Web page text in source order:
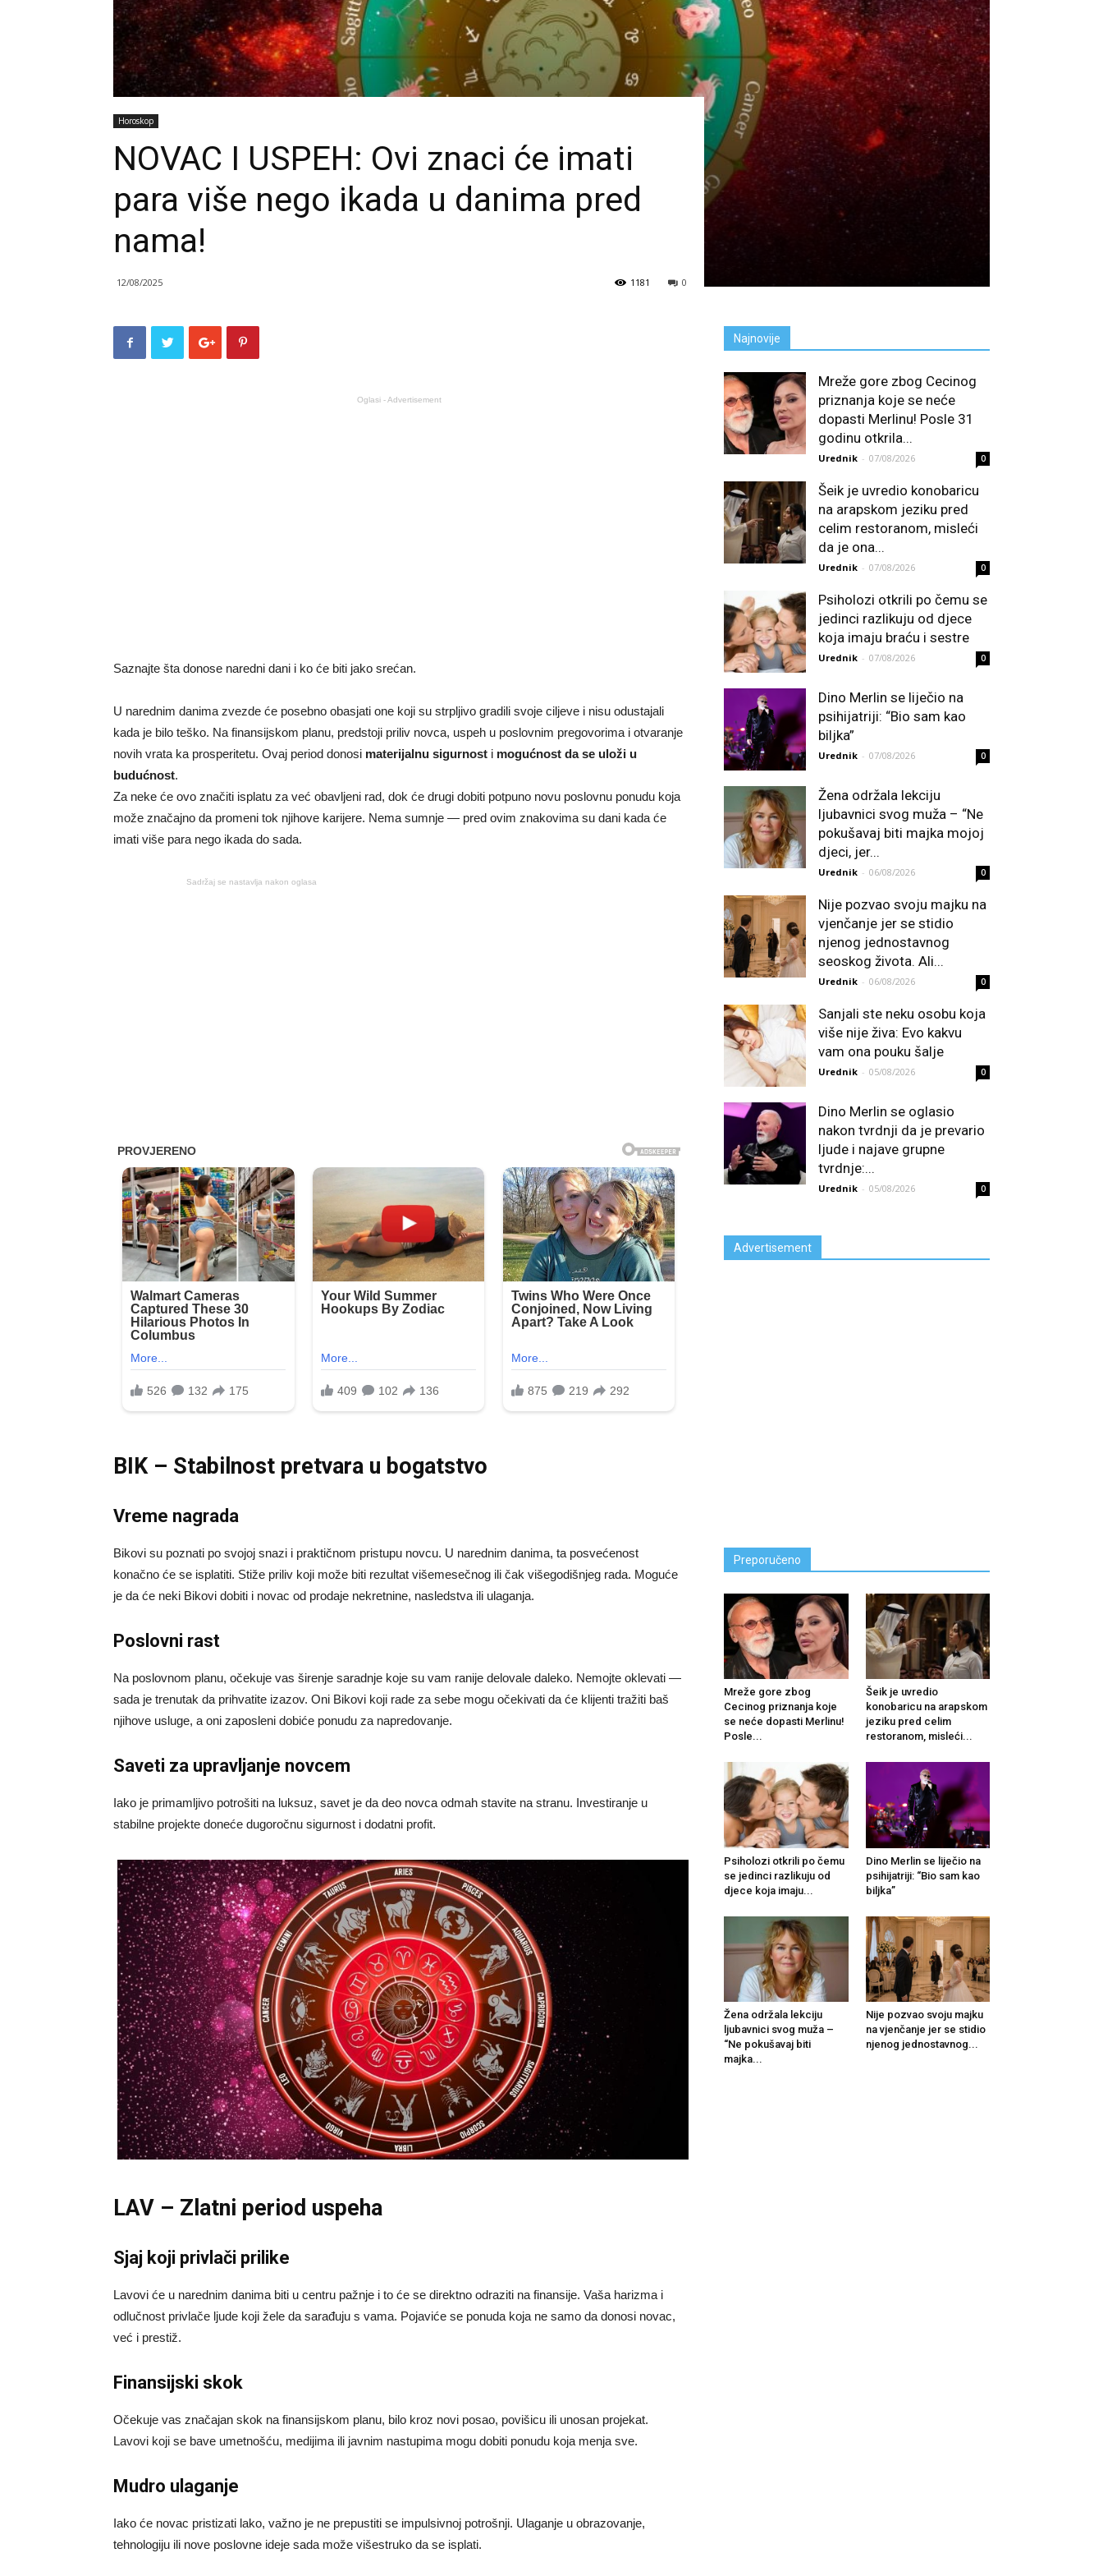
Horoskop
NOVAC I USPEH: Ovi znaci će imati
para više nego ikada u danima pred
nama!
12/08/2025 0
1181
Oglasi - Advertisement
Saznajte šta donose naredni dani i ko će biti jako srećan.
U narednim danima zvezde će posebno obasjati one koji su strpljivo gradili svoje ciljeve i nisu odustajali
kada je bilo teško. Na finansijskom planu, predstoji priliv novca, uspeh u poslovnim pregovorima i otvaranje
novih vrata ka prosperitetu. Ovaj period donosi materijalnu sigurnost i mogućnost da se uloži u
budućnost.
Za neke će ovo značiti isplatu za već obavljeni rad, dok će drugi dobiti potpuno novu poslovnu ponudu koja
može značajno da promeni tok njihove karijere. Nema sumnje — pred ovim znakovima su dani kada će
imati više para nego ikada do sada.
Sadržaj se nastavlja nakon oglasa
BIK – Stabilnost pretvara u bogatstvo
Vreme nagrada
Bikovi su poznati po svojoj snazi i praktičnom pristupu novcu. U narednim danima, ta posvećenost
konačno će se isplatiti. Stiže priliv koji može biti rezultat višemesečnog ili čak višegodišnjeg rada. Moguće
je da će neki Bikovi dobiti i novac od prodaje nekretnine, nasledstva ili ulaganja.
Poslovni rast
Na poslovnom planu, očekuje vas širenje saradnje koje su vam ranije delovale daleko. Nemojte oklevati —
sada je trenutak da prihvatite izazov. Oni Bikovi koji rade za sebe mogu očekivati da će klijenti tražiti baš
njihove usluge, a oni zaposleni dobiće ponudu za napredovanje.
Saveti za upravljanje novcem
Iako je primamljivo potrošiti na luksuz, savet je da deo novca odmah stavite na stranu. Investiranje u
stabilne projekte doneće dugoročnu sigurnost i dodatni profit.
LAV – Zlatni period uspeha
Sjaj koji privlači prilike
Lavovi će u narednim danima biti u centru pažnje i to će se direktno odraziti na finansije. Vaša harizma i
odlučnost privlače ljude koji žele da sarađuju s vama. Pojaviće se ponuda koja ne samo da donosi novac,
već i prestiž.
Finansijski skok
Očekuje vas značajan skok na finansijskom planu, bilo kroz novi posao, povišicu ili unosan projekat.
Lavovi koji se bave umetnošću, medijima ili javnim nastupima mogu dobiti ponudu koja menja sve.
Mudro ulaganje
Iako će novac pristizati lako, važno je ne prepustiti se impulsivnoj potrošnji. Ulaganje u obrazovanje,
tehnologiju ili nove poslovne ideje sada može višestruko da se isplati.
Najnovije
Mreže gore zbog Cecinog
priznanja koje se neće
dopasti Merlinu! Posle 31
godinu otkrila...
Urednik - 07/08/2026 0
Šeik je uvredio konobaricu
na arapskom jeziku pred
celim restoranom, misleći
da je ona...
Urednik - 07/08/2026 0
Psiholozi otkrili po čemu se
jedinci razlikuju od djece
koja imaju braću i sestre
Urednik - 07/08/2026 0
Dino Merlin se liječio na
psihijatriji: “Bio sam kao
biljka”
Urednik - 07/08/2026 0
Žena održala lekciju
ljubavnici svog muža – “Ne
pokušavaj biti majka mojoj
djeci, jer...
Urednik - 06/08/2026 0
Nije pozvao svoju majku na
vjenčanje jer se stidio
njenog jednostavnog
seoskog života. Ali...
Urednik - 06/08/2026 0
Sanjali ste neku osobu koja
više nije živa: Evo kakvu
vam ona pouku šalje
Urednik - 05/08/2026 0
Dino Merlin se oglasio
nakon tvrdnji da je prevario
ljude i najave grupne
tvrdnje:...
Urednik - 05/08/2026 0
Advertisement
Preporučeno
Mreže gore zbog
Cecinog priznanja koje
se neće dopasti Merlinu!
Posle...
Šeik je uvredio
konobaricu na arapskom
jeziku pred celim
restoranom, misleći...
Psiholozi otkrili po čemu
se jedinci razlikuju od
djece koja imaju...
Dino Merlin se liječio na
psihijatriji: “Bio sam kao
biljka”
Žena održala lekciju
ljubavnici svog muža –
“Ne pokušavaj biti
majka...
Nije pozvao svoju majku
na vjenčanje jer se stidio
njenog jednostavnog...